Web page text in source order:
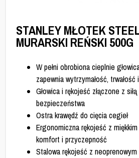
STANLEY MŁOTEK
MURARSKI REŃSKI 500G
W pełni obrobiona cieplnie
zapewnia wytrzymałość,
Głowica i rękojeść złączone z
bezpieczeństwa
Ostra krawędź do cięcia cegieł
Ergonomiczna rękojeść z
komfort i przyczepność
Stalowa rękojeść z